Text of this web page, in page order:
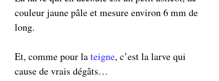
couleur jaune pâle et mesure environ 6 mm de
long.
Et, comme pour lateigne, c’est la larve qui
cause de vrais dégâts…